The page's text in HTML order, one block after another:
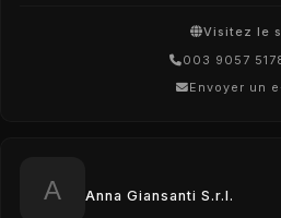
Visitez le
003 9057
Envoyer un
Anna Giansanti S.r.l.